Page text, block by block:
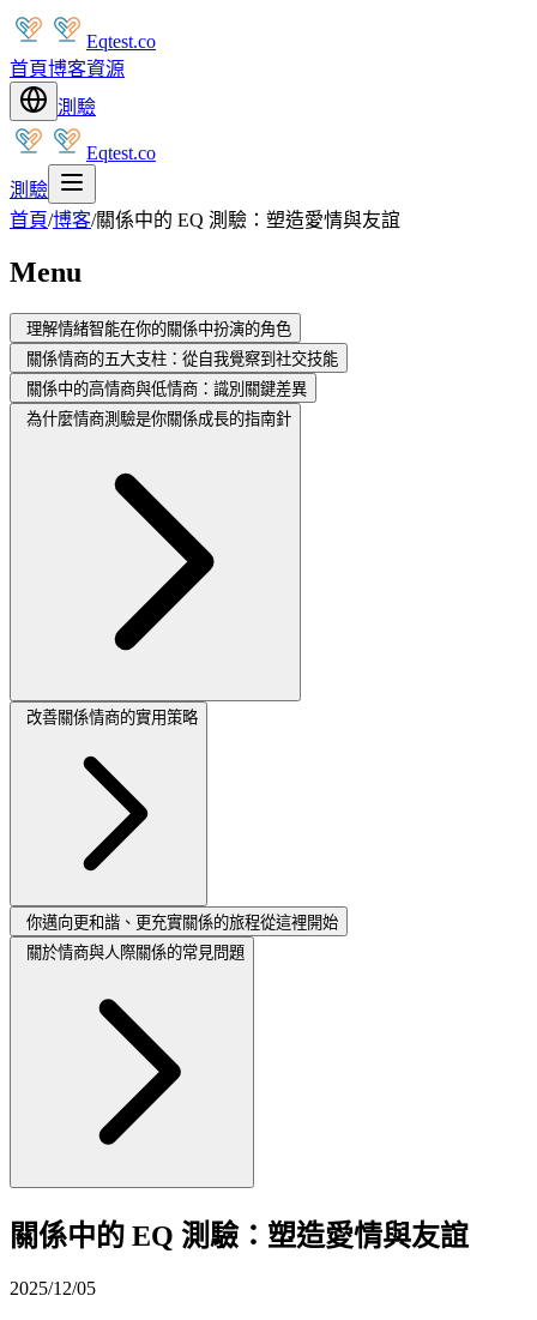
Eqtest.co
首頁博客資源
測驗
Eqtest.co
測驗
首頁/博客/關係中的 EQ 測驗：塑造愛情與友誼
Menu
理解情緒智能在你的關係中扮演的角色
關係情商的五大支柱：從自我覺察到社交技能
關係中的高情商與低情商：識別關鍵差異
為什麼情商測驗是你關係成長的指南針
改善關係情商的實用策略
你邁向更和諧、更充實關係的旅程從這裡開始
關於情商與人際關係的常見問題
關係中的 EQ 測驗：塑造愛情與友誼
2025/12/05